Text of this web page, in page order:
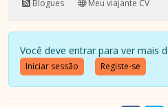
Blogues
Meu viajante CV
Você deve entrar para ver mais
Iniciar sessão Registe-se